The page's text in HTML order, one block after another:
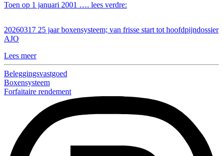
Toen op 1 januari 2001 …. lees verdre:
20260317 25 jaar boxensysteem; van frisse start tot hoofdpijndossier
AJO
Lees meer
Beleggingsvastgoed
Boxensysteem
Forfaitaire rendement